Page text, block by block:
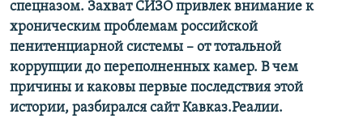
спецназом. Захват СИЗО привлек внимание к
хроническим проблемам российской
пенитенциарной системы – от тотальной
коррупции до переполненных камер. В чем
причины и каковы первые последствия этой
истории, разбирался сайт Кавказ.Реалии.